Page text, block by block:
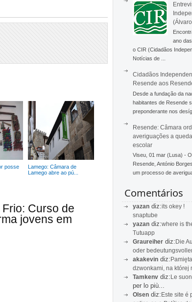
posse
Lamego: Câmara de
Lamego abre ao pú...
Curso de
jovens em
ano
o CIR (Cidadãos
Notícias de ...
Cidadãos
Resende aos
Desde a fundação da
habitantes de Resende
preponderante nos
Resende: Câmara
averiguações a
escolar
Viseu, 01 mar (Lusa) -
Resende, António
um processo de
Comentários
yazan diz:its okey !
snaptube
yazan diz:where is
Tutuapp
Graureiher diz:Die
oder
akakevin diz:
dzwonkami, na której
Tamkenv diz:Le
per lo più...
Olsen diz:Este site é